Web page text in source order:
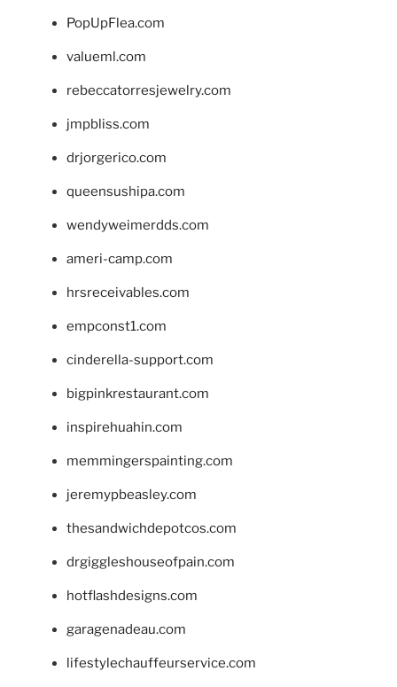
PopUpFlea.com
valueml.com
rebeccatorresjewelry.com
jmpbliss.com
drjorgerico.com
queensushipa.com
wendyweimerdds.com
ameri-camp.com
hrsreceivables.com
empconst1.com
cinderella-support.com
bigpinkrestaurant.com
inspirehuahin.com
memmingerspainting.com
jeremypbeasley.com
thesandwichdepotcos.com
drgiggleshouseofpain.com
hotflashdesigns.com
garagenadeau.com
lifestylechauffeurservice.com